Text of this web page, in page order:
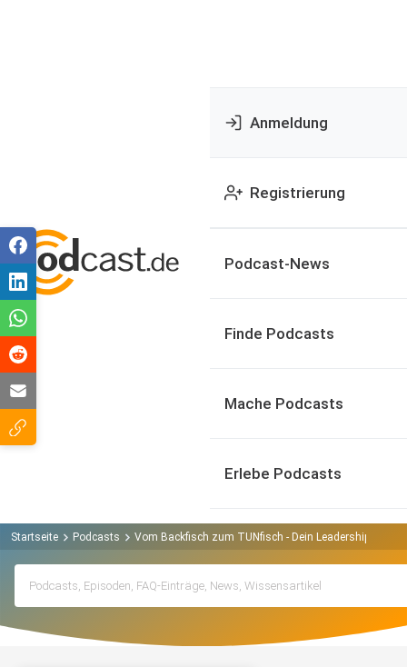
Anmeldung
Registrierung
Podcast-News
Finde Podcasts
Mache Podcasts
Erlebe Podcasts
Startseite Podcasts Vom Backfisch zum TUNfisch - Dein Leadership